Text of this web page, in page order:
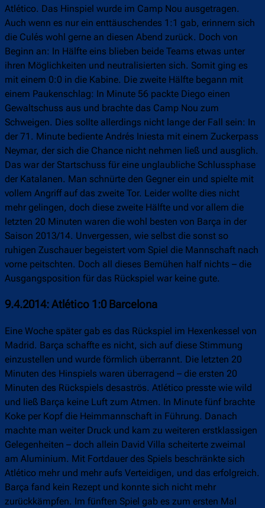
Atlético. Das Hinspiel wurde im Camp Nou ausgetragen.
Auch wenn es nur ein enttäuschendes 1:1 gab, erinnern sich
die Culés wohl gerne an diesen Abend zurück. Doch von
Beginn an: In Hälfte eins blieben beide Teams etwas unter
ihren Möglichkeiten und neutralisierten sich. Somit ging es
mit einem 0:0 in die Kabine. Die zweite Hälfte begann mit
einem Paukenschlag: In Minute 56 packte Diego einen
Gewaltschuss aus und brachte das Camp Nou zum
Schweigen. Dies sollte allerdings nicht lange der Fall sein: In
der 71. Minute bediente Andrés Iniesta mit einem Zuckerpass
Neymar, der sich die Chance nicht nehmen ließ und ausglich.
Das war der Startschuss für eine unglaubliche Schlussphase
der Katalanen. Man schnürte den Gegner ein und spielte mit
vollem Angriff auf das zweite Tor. Leider wollte dies nicht
mehr gelingen, doch diese zweite Hälfte und vor allem die
letzten 20 Minuten waren die wohl besten von Barça in der
Saison 2013/14. Unvergessen, wie selbst die sonst so
ruhigen Zuschauer begeistert vom Spiel die Mannschaft nach
vorne peitschten. Doch all dieses Bemühen half nichts – die
Ausgangsposition für das Rückspiel war keine gute.
9.4.2014: Atlético 1:0 Barcelona
Eine Woche später gab es das Rückspiel im Hexenkessel von
Madrid. Barça schaffte es nicht, sich auf diese Stimmung
einzustellen und wurde förmlich überrannt. Die letzten 20
Minuten des Hinspiels waren überragend – die ersten 20
Minuten des Rückspiels desaströs. Atlético presste wie wild
und ließ Barça keine Luft zum Atmen. In Minute fünf brachte
Koke per Kopf die Heimmannschaft in Führung. Danach
machte man weiter Druck und kam zu weiteren erstklassigen
Gelegenheiten – doch allein David Villa scheiterte zweimal
am Aluminium. Mit Fortdauer des Spiels beschränkte sich
Atlético mehr und mehr aufs Verteidigen, und das erfolgreich.
Barça fand kein Rezept und konnte sich nicht mehr
zurückkämpfen. Im fünften Spiel gab es zum ersten Mal